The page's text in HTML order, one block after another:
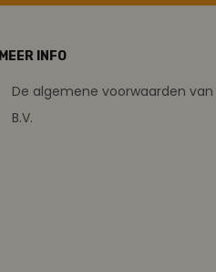
MEER INFO
De algemene voorwaarden
B.V.